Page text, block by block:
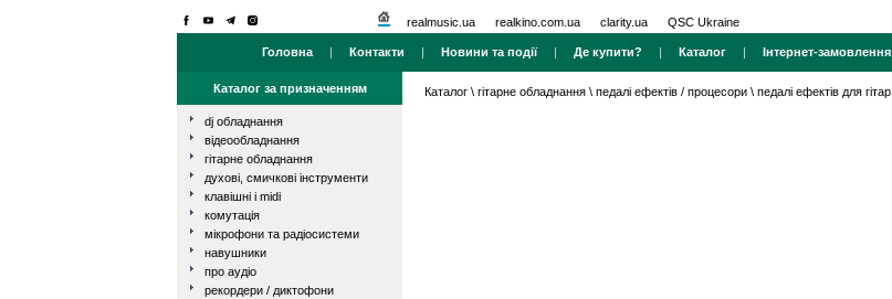
realmusic.ua realkino.com.ua clarity.ua QSC Ukraine
Головна | Контакти | Новини та події| Де купити? | Каталог | Інтернет-замовлення
Каталог за призначенням
dj обладнання
відеообладнання
гітарне обладнання
духові, смичкові інструменти
клавішні і midi
комутація
мікрофони та радіосистеми
навушники
про аудіо
рекордери / диктофони
Каталог \ гітарне обладнання \ педалі ефектів / процесори \ педалі ефектів для гітар